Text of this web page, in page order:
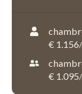
€ 1.156
€ 1.095